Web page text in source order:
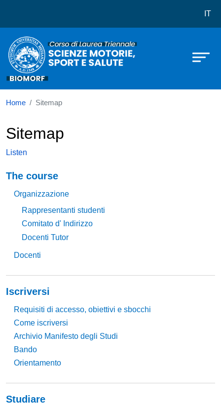
Corso di laurea in Scienze IT
Home Sitemap
Sitemap
Listen
Navigazione principale
The course
Organizzazione
Rappresentanti studenti
Comitato d' Indirizzo
Docenti Tutor
Docenti
Iscriversi
Requisiti di accesso, obiettivi e sbocchi
Come iscriversi
Archivio Manifesto degli Studi
Bando
Orientamento
Studiare